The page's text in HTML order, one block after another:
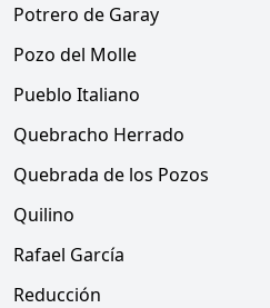
Potrero de Garay
Pozo del Molle
Pueblo Italiano
Quebracho Herrado
Quebrada de los Pozos
Quilino
Rafael García
Reducción